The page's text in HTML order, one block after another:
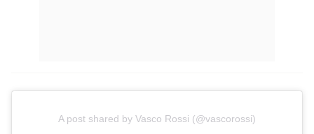
A post shared by Vasco Rossi (@vascorossi)